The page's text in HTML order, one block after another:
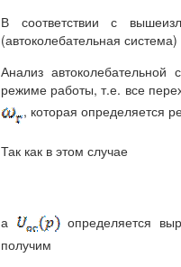
В соответствии с
(автоколебательная
Анализ
режиме работы, т.е. все
, которая определяется
Так как в этом случае
а
определяется
получим